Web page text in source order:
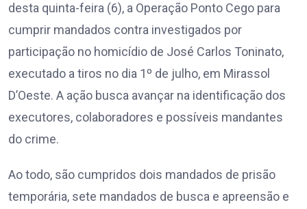
desta quinta-feira (6), a Operação Ponto Cego para
cumprir mandados contra investigados por
participação no homicídio de José Carlos Toninato,
executado a tiros no dia 1º de julho, em Mirassol
D’Oeste. A ação busca avançar na identificação dos
executores, colaboradores e possíveis mandantes
do crime.
Ao todo, são cumpridos dois mandados de prisão
temporária, sete mandados de busca e apreensão e